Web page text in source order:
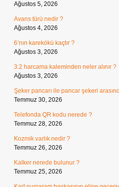
Ağustos 5, 2026
Avans türü nedir ?
Ağustos 4, 2026
6’nın karekökü kaçtır ?
Ağustos 3, 2026
3.2 harcama kaleminden neler alınır ?
Ağustos 3, 2026
Şeker pancarı ile pancar şekeri
Temmuz 30, 2026
Telefonda QR kodu nerede ?
Temmuz 28, 2026
Kozmik varlık nedir ?
Temmuz 26, 2026
Kalker nerede bulunur ?
Temmuz 25, 2026